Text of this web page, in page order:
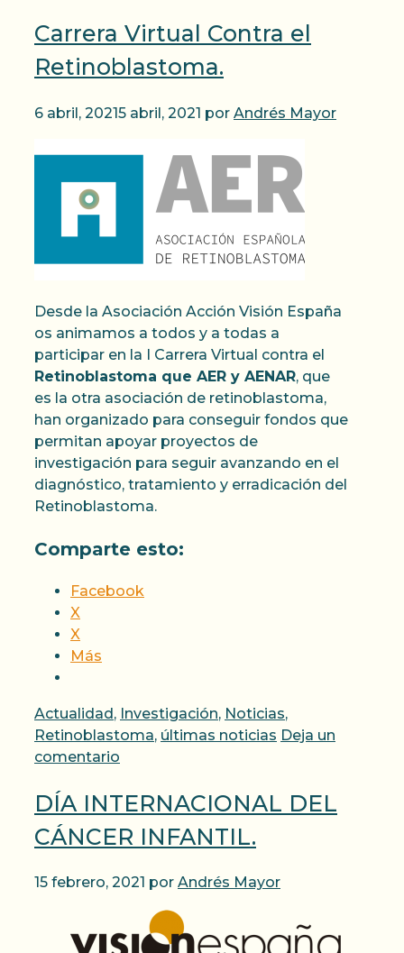
Carrera Virtual Contra el
Retinoblastoma.
6 abril, 20215 abril, 2021 por Andrés Mayor
Desde la Asociación Acción Visión España
os animamos a todos y a todas a
participar en la I Carrera Virtual contra el
Retinoblastoma que AER y AENAR, que
es la otra asociación de retinoblastoma,
han organizado para conseguir fondos que
permitan apoyar proyectos de
investigación para seguir avanzando en el
diagnóstico, tratamiento y erradicación del
Retinoblastoma.
Comparte esto:
Facebook
X
X
Más
Categorías
Actualidad, Investigación, Noticias,
Retinoblastoma, últimas noticias Deja un
comentario
DÍA INTERNACIONAL DEL
CÁNCER INFANTIL.
15 febrero, 2021 por Andrés Mayor